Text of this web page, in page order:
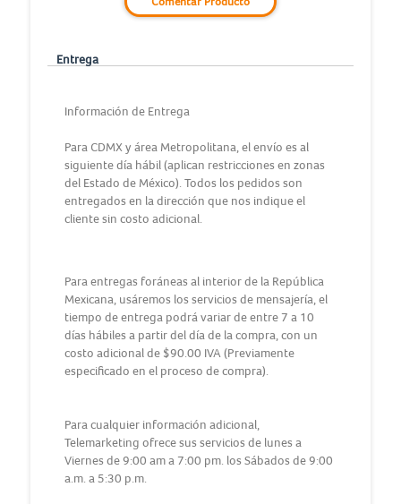
Entrega
Información de Entrega
Para CDMX y área Metropolitana, el envío es al
siguiente día hábil (aplican restricciones en zonas
del Estado de México). Todos los pedidos son
entregados en la dirección que nos indique el
cliente sin costo adicional.
Para entregas foráneas al interior de la República
Mexicana, usáremos los servicios de mensajería, el
tiempo de entrega podrá variar de entre 7 a 10
días hábiles a partir del día de la compra, con un
costo adicional de $90.00 IVA (Previamente
especificado en el proceso de compra).
Para cualquier información adicional,
Telemarketing ofrece sus servicios de lunes a
Viernes de 9:00 am a 7:00 pm. los Sábados de 9:00
a.m. a 5:30 p.m.